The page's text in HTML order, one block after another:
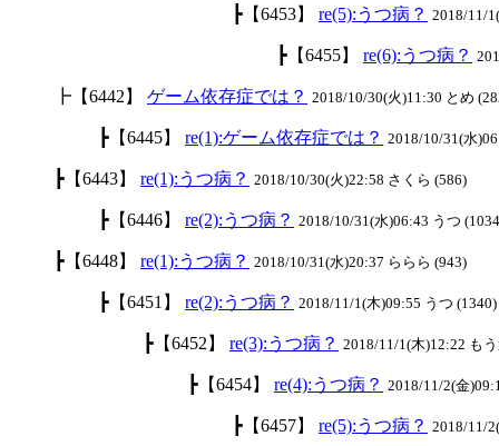
┣【6453】 re(5):うつ病？ 2018/11/
┣【6455】 re(6):うつ病？
┣【6442】 ゲーム依存症では？ 2018/10/30(火)11:30 とめ
┣【6445】 re(1):ゲーム依存症では？ 2018/10/31(水
┣【6443】 re(1):うつ病？ 2018/10/30(火)22:58 さくら (586)
┣【6446】 re(2):うつ病？ 2018/10/31(水)06:43 うつ
┣【6448】 re(1):うつ病？ 2018/10/31(水)20:37 ららら (943)
┣【6451】 re(2):うつ病？ 2018/11/1(木)09:55 うつ (1340)
┣【6452】 re(3):うつ病？ 2018/11/1(木)12:22 も
┣【6454】 re(4):うつ病？ 2018/11/2(金
┣【6457】 re(5):うつ病？ 2018/11/